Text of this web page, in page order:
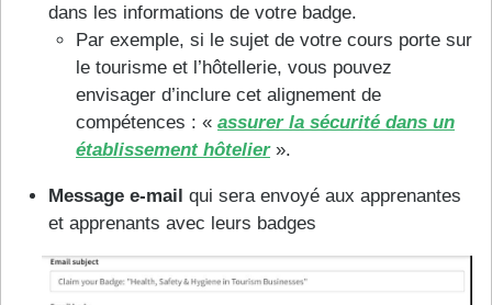
dans les informations de votre badge.
Par exemple, si le sujet de votre cours porte sur
le tourisme et l’hôtellerie, vous pouvez
envisager d’inclure cet alignement de
compétences : « assurer la sécurité dans un
établissement hôtelier».
Message e-mail qui sera envoyé aux apprenantes
et apprenants avec leurs badges